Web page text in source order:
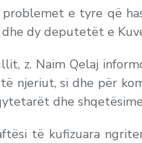
e tyre që
dy deputetët e
z. Naim Qelaj
njeriut, si dhe për
dhe
të kufizuara